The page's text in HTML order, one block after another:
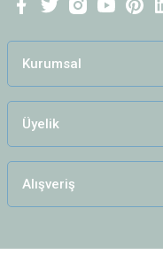
Kurumsal
Üyelik
Alışveriş